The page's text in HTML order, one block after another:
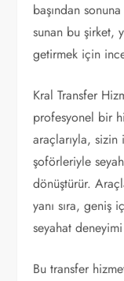
başından
sunan bu şirket,
getirmek için
Kral Transfer
profesyonel bir
araçlarıyla,
şoförleriyle
dönüştürür.
yanı sıra, geniş
seyahat deneyimi
Bu transfer